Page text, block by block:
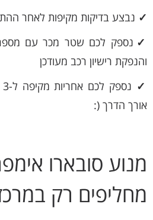
✓ נבצע בדיקות מקיפות לאחר
✓ נספק לכם שטר מכר עם מספר
והנפקת רישיון רכב מעודכן
✓
אורך הדרך (:
מחליפים רק